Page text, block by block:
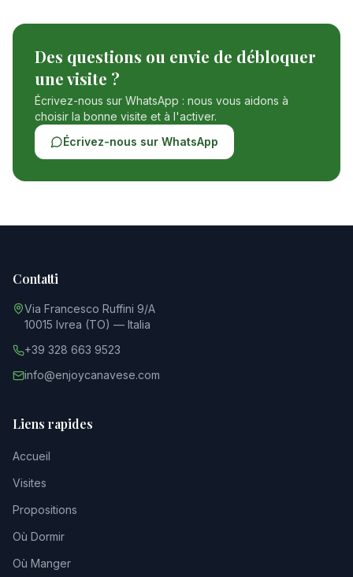
Des questions ou envie de débloquer
une visite ?
Écrivez-nous sur WhatsApp : nous vous aidons à
choisir la bonne visite et à l'activer.
Écrivez-nous sur WhatsApp
Liens rapides
Accueil
Visites
Propositions
Où Dormir
Où Manger
Contatti
Via Francesco Ruffini 9/A
10015 Ivrea (TO) — Italia
+39 328 663 9523
info@enjoycanavese.com